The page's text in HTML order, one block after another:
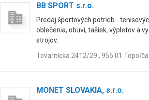
BB SPORT s.r.o.
Predaj športových potrieb -
oblečenia, obuvi, tašiek, výpletov a
strojov.
Tovarnícka 2412/29 , 955 01
MONET SLOVAKIA, s.r.o.